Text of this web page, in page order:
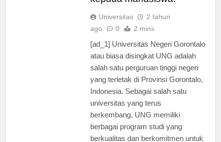
kepada mahasiswa.
Universitas
2 tahun
[ad_1] Universitas Negeri Gorontalo
atau biasa disingkat UNG adalah
salah satu perguruan tinggi negeri
yang terletak di Provinsi Gorontalo,
Indonesia. Sebagai salah satu
universitas yang terus
berkembang, UNG memiliki
berbagai program studi yang